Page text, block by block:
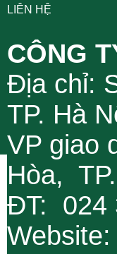
LIÊN HỆ
CÔNG
Địa chỉ:
TP. Hà
VP giao
Hòa,
ĐT: 024